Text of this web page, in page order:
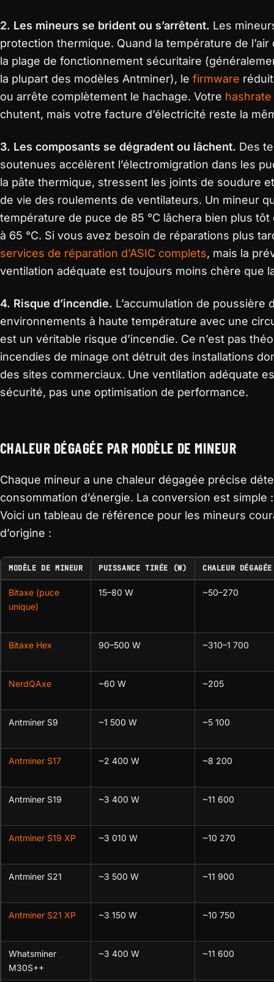
2. Les mineurs se brident ou s’arrêtent. Les
protection thermique. Quand la température de l’air
la plage de fonctionnement sécuritaire
la plupart des modèles Antminer), le firmware
ou arrête complètement le hachage. Votre hashrate
chutent, mais votre facture d’électricité reste la
3. Les composants se dégradent ou lâchent. Des
soutenues accélèrent l’électromigration dans les
la pâte thermique, stressent les joints de soudure
de vie des roulements de ventilateurs. Un mineur
température de puce de 85 °C lâchera bien plus tôt
à 65 °C. Si vous avez besoin de réparations plus
services de réparation d’ASIC complets, mais la
ventilation adéquate est toujours moins chère que
4. Risque d’incendie. L’accumulation de poussière
environnements à haute température avec une
est un véritable risque d’incendie. Ce n’est pas
incendies de minage ont détruit des installations
des sites commerciaux. Une ventilation adéquate
sécurité, pas une optimisation de performance.
CHALEUR DÉGAGÉE PAR MODÈLE DE MINEUR
Chaque mineur a une chaleur dégagée précise
consommation d’énergie. La conversion est simple
Voici un tableau de référence pour les mineurs
d’origine :
MODÈLE DE MINEUR PUISSANCE TIRÉE (W) CHALEUR
Bitaxe (puce
unique)
15–80 W ~50–270
Bitaxe Hex 90–500 W ~310–1 700
NerdQAxe ~60 W ~205
Antminer S9 ~1 500 W ~5 100
Antminer S17 ~2 400 W ~8 200
Antminer S19 ~3 400 W ~11 600
Antminer S19 XP ~3 010 W ~10 270
Antminer S21 ~3 500 W ~11 900
Antminer S21 XP ~3 150 W ~10 750
Whatsminer
M30S++
~3 400 W ~11 600